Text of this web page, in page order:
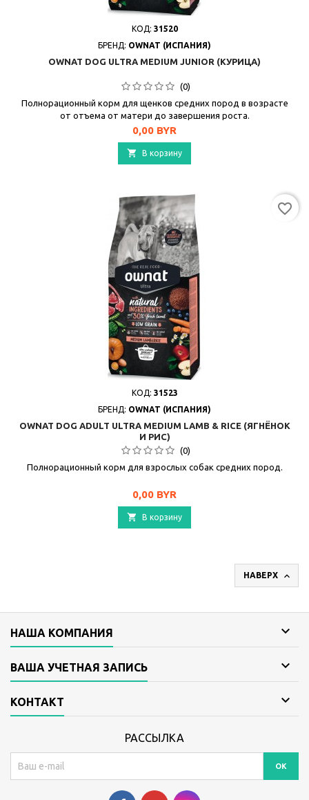
КОД: 31520
БРЕНД: OWNAT (ИСПАНИЯ)
OWNAT DOG ULTRA MEDIUM JUNIOR (КУРИЦА)
(0)
Полнорационный корм для щенков средних пород в возрасте
от отъема от матери до завершения роста.
Цена
0,00 BYR
 В корзину
КОД: 31523
БРЕНД: OWNAT (ИСПАНИЯ)
OWNAT DOG ADULT ULTRA MEDIUM LAMB & RICE (ЯГНЁНОК
И РИС)
(0)
Полнорационный корм для взрослых собак средних пород.
Цена
0,00 BYR
 В корзину
favorite_border
НАВЕРХ 
НАША КОМПАНИЯ 
ВАША УЧЕТНАЯ ЗАПИСЬ 
КОНТАКТ 
РАССЫЛКА